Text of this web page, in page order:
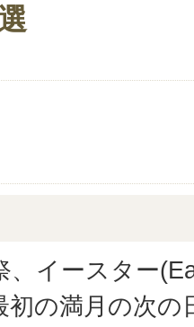
、イースター
初の満月の次